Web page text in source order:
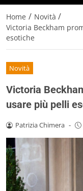
Home / Novità /
Victoria Beckham
esotiche
Novità
Victoria
usare più pelli
Patrizia Chimera -